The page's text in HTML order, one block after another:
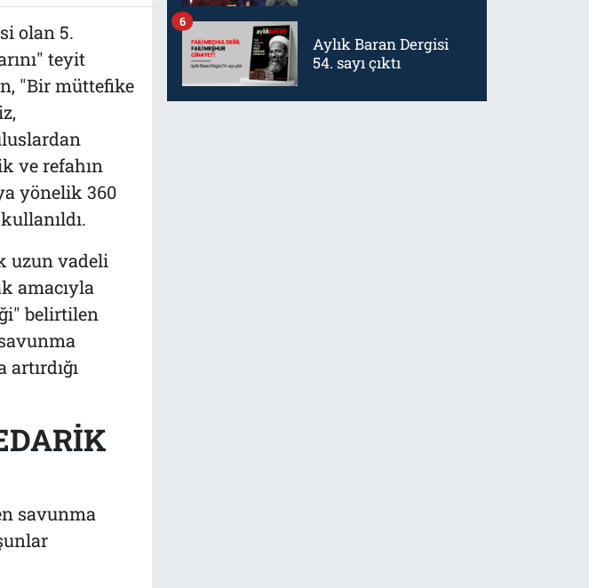
olan 5.
teyit
"Bir müttefike
ve refahın
yönelik 360
uzun vadeli
amacıyla
belirtilen
savunma
Aylık Baran Dergisi
54. sayı çıktı
6